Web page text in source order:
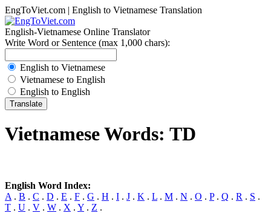
EngToViet.com | English to Vietnamese Translation
English-Vietnamese Online Translator
Write Word or Sentence (max 1,000 chars):
English to Vietnamese
Vietnamese to English
English to English
Vietnamese Words: TD
English Word Index:
A . B . C . D . E . F . G . H . I . J . K . L . M . N . O . P. Q . R . S .
T . U . V . W . X . Y . Z .